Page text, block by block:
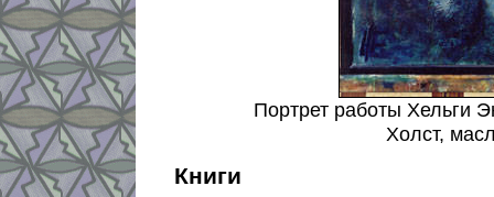
Портрет работы Хельги
Холст,
Книги